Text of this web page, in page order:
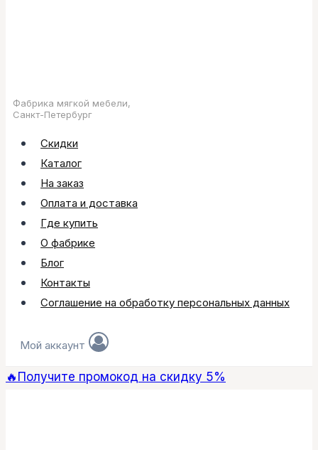
Фабрика мягкой мебели,
Санкт-Петербург
Скидки
Каталог
На заказ
Оплата и доставка
Где купить
О фабрике
Блог
Контакты
Соглашение на обработку персональных данных
Мой аккаунт
🔥Получите промокод на скидку 5%